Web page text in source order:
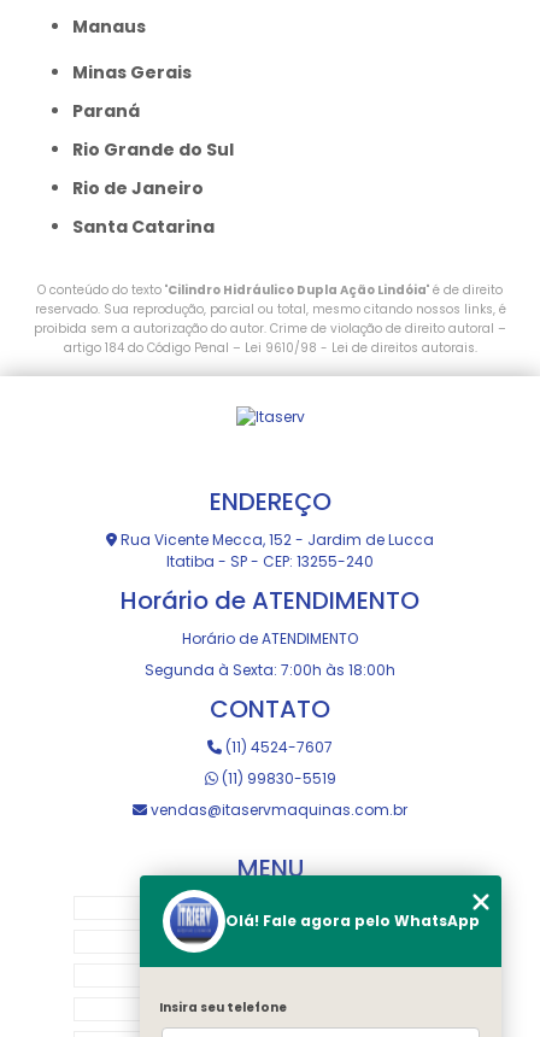
Manaus
Minas Gerais
Paraná
Rio Grande do Sul
Rio de Janeiro
Santa Catarina
O conteúdo do texto "Cilindro Hidráulico Dupla Ação Lindóia" é de direito
reservado. Sua reprodução, parcial ou total, mesmo citando nossos links, é
proibida sem a autorização do autor. Crime de violação de direito autoral –
artigo 184 do Código Penal – Lei 9610/98 - Lei de direitos autorais.
ENDEREÇO
Rua Vicente Mecca, 152 - Jardim de Lucca
Itatiba - SP - CEP: 13255-240
Horário de ATENDIMENTO
Horário de ATENDIMENTO
Segunda à Sexta: 7:00h às 18:00h
CONTATO
(11) 4524-7607
(11) 99830-5519
vendas@itaservmaquinas.com.br
MENU
MANUTENÇÃO E USINAGEM
LOJA
Olá! Fale agora pelo WhatsApp
Insira seu telefone